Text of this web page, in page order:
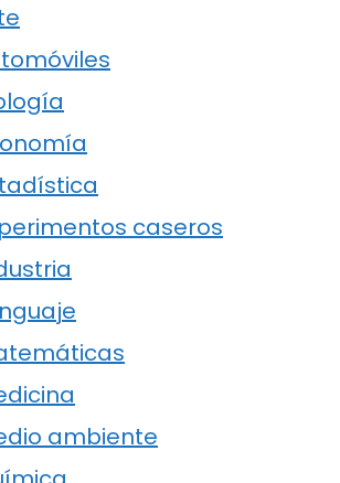
caseros
ambiente